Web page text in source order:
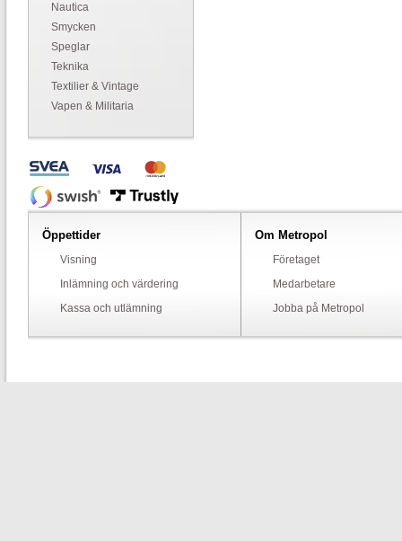
Nautica
Smycken
Speglar
Teknika
Textilier & Vintage
Vapen & Militaria
Öppettider
Visning
Inlämning och värdering
Kassa och utlämning
Om Metropol
Företaget
Medarbetare
Jobba på Metropol